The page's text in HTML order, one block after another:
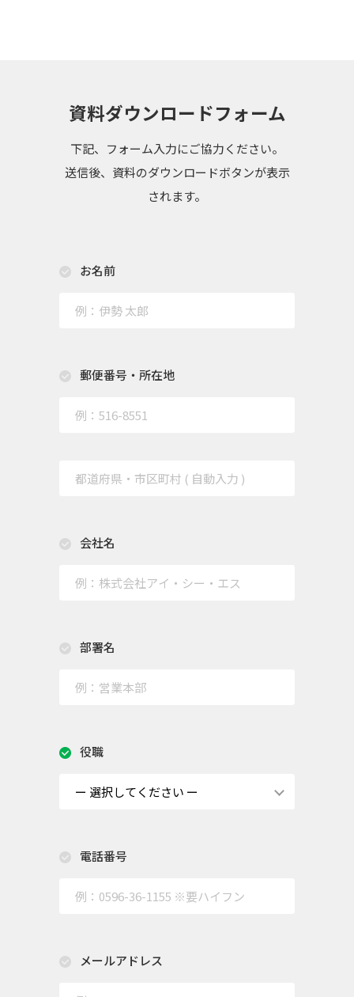
資料ダウンロードフォーム
下記、フォーム入力にご協力ください。
送信後、資料のダウンロードボタンが表示
されます。
お名前
郵便番号・所在地
会社名
部署名
役職
電話番号
メールアドレス